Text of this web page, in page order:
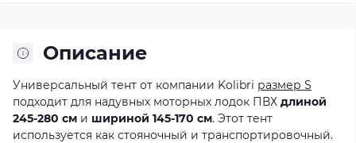
Описание
Универсальный тент от компании Kolibri размер S
подходит для надувных моторных лодок ПВХ длиной
245-280 см и шириной 145-170 см. Этот тент
используется как стояночный и транспортировочный.